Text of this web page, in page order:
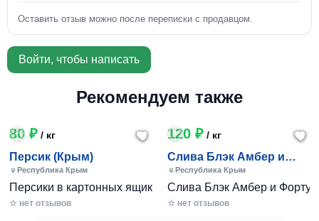
Оставить отзыв можно после переписки с продавцом.
Войти, чтобы написать
Рекомендуем также
80 ₽ / кг
Персик (Крым)
Республика Крым
Персики в картонных ящиках по 7-10 кг. Цена 80-200 руб
☆ нет отзывов
120 ₽/ кг
Слива Блэк Амбер и
Фортуна (Крым)
Республика Крым
Слива Блэк Амбер и
☆ нет отзывов